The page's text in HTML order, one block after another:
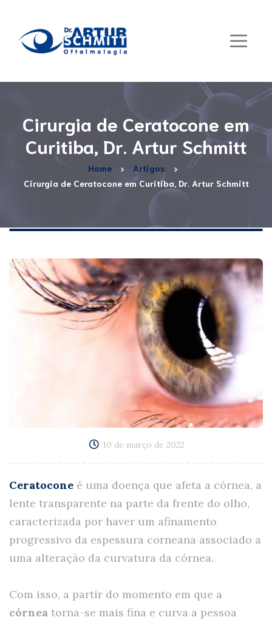
Cirurgia de Ceratocone em
Curitiba, Dr. Artur Schmitt
Home
Artigos
Cirurgia de Ceratocone em Curitiba, Dr. Artur Schmitt
10 de março de 2022
Ceratocone é uma doença que afeta a córnea, a
lente transparente na parte da frente do olho,
caracterizada por haver um afinamento
progressivo da espessura corneana associado a
uma alteração da curvatura da córnea.
Com isso, a partir do momento em que a
córnea torna-se mais fina e curva a pessoa